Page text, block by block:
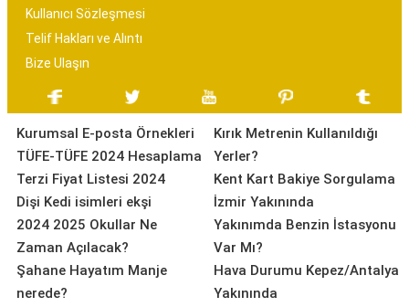
Kullanıcı Sözleşmesi
Telif Hakları ve Alıntı
Bize Ulaşın
Kurumsal E-posta Örnekleri
TÜFE-TÜFE 2024 Hesaplama
Terzi Fiyat Listesi 2024
Dişi Kedi isimleri ekşi
2024 2025 Okullar Ne
Zaman Açılacak?
Şahane Hayatım Manje
nerede?
Kırık Metrenin Kullanıldığı
Yerler?
Kent Kart Bakiye Sorgulama
İzmir Yakınında
Yakınımda Benzin İstasyonu
Var Mı?
Hava Durumu Kepez/Antalya
Yakınında